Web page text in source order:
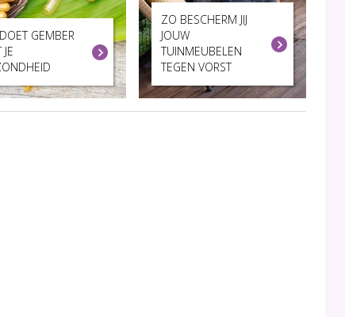
GEMBER
ZO BESCHERM JIJ
JOUW
TUINMEUBELEN
TEGEN VORST